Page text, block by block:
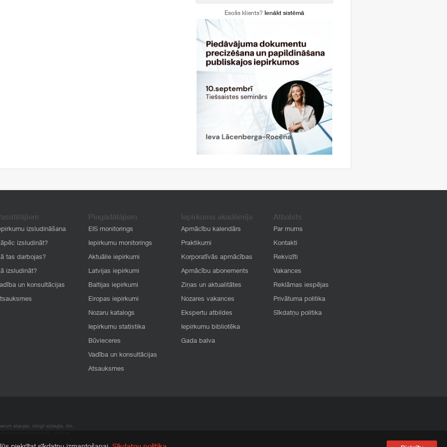
Esošs klients? Ienākt sistēmā
izsludināšana
izsludināt?
tas darbojas?
izsludināt?
un konsultācijas
Piegādātājiem
EIS monitorings
Iepirkumu monitorings
Aktuālie iepirkumi
Latvijas iepirkumi
Baltijas iepirkumi
Eiropas iepirkumi
Nozaru katalogs
Iepirkumu statistika
Būvieceres
Vadība un konsultācijas
Atsauksmes
Iepirkumu akadēmija
Apmācību kalendārs
Praktikumi
Korporatīvās apmācības
Apmācību abonements
Ziņas un aktualitātes
Nozares vakances
Ekspertu atbildes
Iepirkumu bibliotēka
Gada balva
Atbalsts
Par mums
Kontakti
Rekvizīti
Vakances
Reklāmas iespējas
Privātuma politika
Sīkdatņu politika
atļaujas, stingri aizliegta. SIA